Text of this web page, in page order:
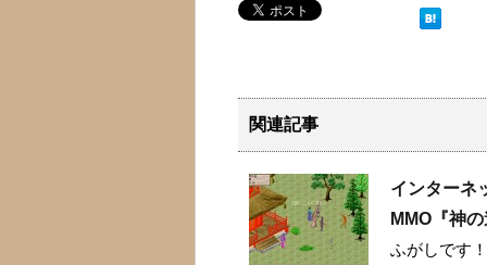
関連記事
インターネ
MMO『神
ふがしです